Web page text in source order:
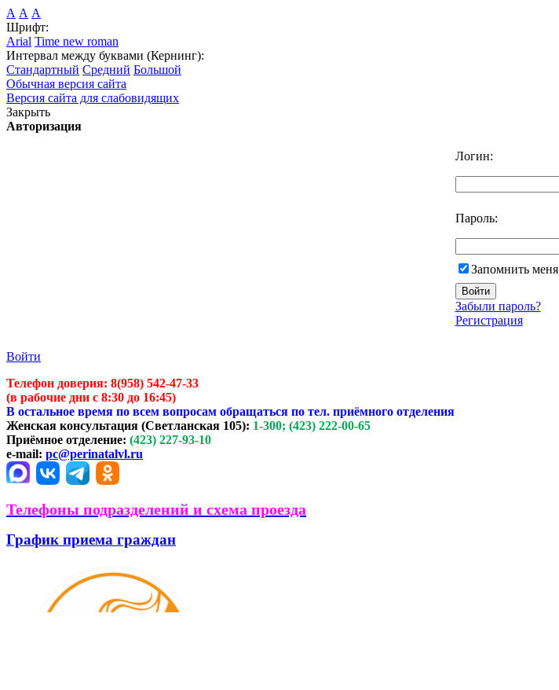
А А А
Шрифт:
Arial Time new roman
Интервал между буквами (Кернинг):
Стандартный Средний Большой
Обычная версия сайта
Версия сайта для слабовидящих
Закрыть
Авторизация
Логин:
Пароль:
Запомнить меня
Забыли пароль?
Регистрация
Войти
Телефон доверия: 8(958) 542-47-33
(в рабочие дни с 8:30 до 16:45)
В остальное время по всем вопросам обращаться по тел. приёмного отделения
Женская консультация (Светланская 105): 1-300; (423) 222-00-65
Приёмное отделение: (423) 227-93-10
e-mail: pc@perinatalvl.ru
Телефоны подразделений и схема проезда
График приема граждан